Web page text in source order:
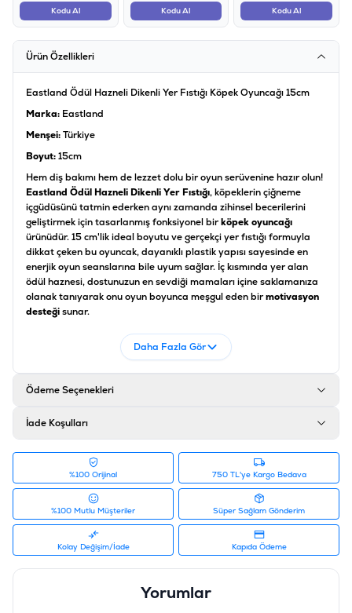
Kodu Al
Kodu Al
Kodu Al
Ürün Özellikleri
Eastland Ödül Hazneli Dikenli Yer Fıstığı Köpek Oyuncağı 15cm
Marka: Eastland
Menşei:Türkiye
Boyut:15cm
Hem diş bakımı hem de lezzet dolu bir oyun serüvenine hazır olun!
Eastland Ödül Hazneli Dikenli Yer Fıstığı, köpeklerin çiğneme
içgüdüsünü tatmin ederken aynı zamanda zihinsel becerilerini
geliştirmek için tasarlanmış fonksiyonel birköpek oyuncağı
ürünüdür. 15 cm'lik ideal boyutu ve gerçekçi yer fıstığı formuyla
dikkat çeken bu oyuncak, dayanıklı plastik yapısı sayesinde en
enerjik oyun seanslarına bile uyum sağlar. İç kısmında yer alan
ödül haznesi, dostunuzun en sevdiği mamaları içine saklamanıza
olanak tanıyarak onu oyun boyunca meşgul eden birmotivasyon
desteğisunar.
Bu oyuncağın üzerindeki özel dikenli yüzey, köpeğiniz her çiğneme
hamlesi yaptığında diş etlerine nazikçe masaj yaparak kan
dolaşımını hızlandıran birdiş sağlığı desteğisağlar.
mekanik olarak yardımcı olurken, ödüle ulaşma çabasıyla
desteğisunar. Hem fiziksel aktiviteyi artıran hem de evde tek
başına vakit geçiren köpeklerde stresi azaltan bupremium köpek
aksesuarı, dostunuzun favori eğlencesi olacak.
Ürün Özellikleri
Özellik Açıklama
Ödül Hazneli ve Dikenli Çiğneme Oyuncağı
Boyut 15 cm Uzunluk
Isırmaya Dayanıklı, Güvenli Plastik
Daha Fazla Gör
Ödeme Seçenekleri
İade Koşulları
%100 Orijinal 750 TL'ye Kargo Bedava
%100 Mutlu Müşteriler Süper Sağlam Gönderim
Kolay Değişim/İade Kapıda Ödeme
Yorumlar